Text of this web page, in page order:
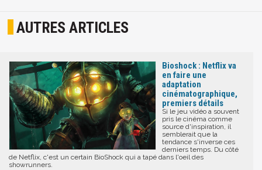
AUTRES ARTICLES
Bioshock : Netflix va
en faire une
adaptation
cinématographique,
premiers détails
Si le jeu vidéo a souvent
pris le cinéma comme
source d'inspiration, il
semblerait que la
tendance s'inverse ces
derniers temps. Du côté
de Netflix, c'est un certain BioShock qui a tapé dans l'oeil des
showrunners.